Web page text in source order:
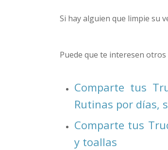
Si hay alguien que limpie su
Puede que te interesen
Comparte tus
Rutinas por días,
Comparte tus
y toallas